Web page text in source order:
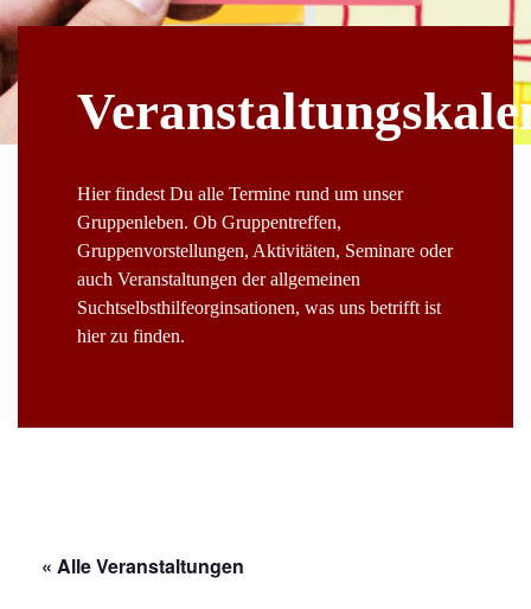
Hier findest Du alle Termine rund um unser
Gruppenleben. Ob Gruppentreffen,
Gruppenvorstellungen, Aktivitäten, Seminare oder
auch Veranstaltungen der allgemeinen
Suchtselbsthilfeorginsationen, was uns betrifft ist
hier zu finden.
« Alle Veranstaltungen